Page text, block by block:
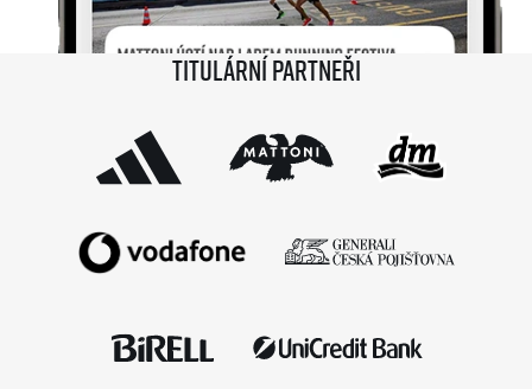
Titulární partneři